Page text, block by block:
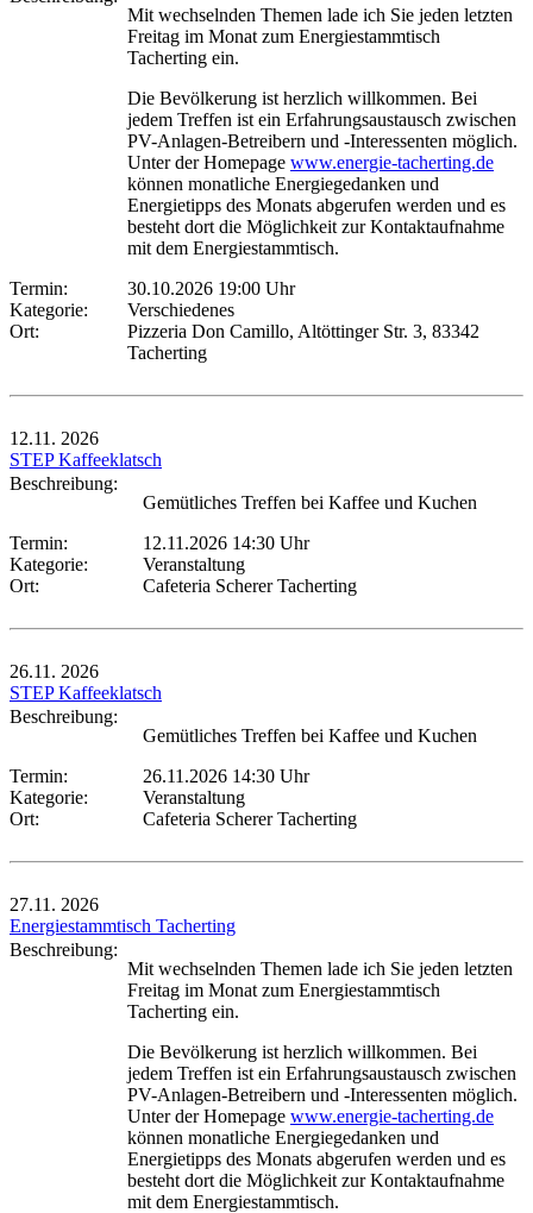
Mit wechselnden Themen lade ich Sie jeden letzten
Freitag im Monat zum Energiestammtisch
Tacherting ein.
Die Bevölkerung ist herzlich willkommen. Bei
jedem Treffen ist ein Erfahrungsaustausch zwischen
PV-Anlagen-Betreibern und -Interessenten möglich.
Unter der Homepage www.energie-tacherting.de
können monatliche Energiegedanken und
Energietipps des Monats abgerufen werden und es
besteht dort die Möglichkeit zur Kontaktaufnahme
mit dem Energiestammtisch.
Termin:
30.10.2026 19:00 Uhr
Kategorie:
Verschiedenes
Ort:
Pizzeria Don Camillo, Altöttinger Str. 3, 83342
Tacherting
12.11. 2026
STEP Kaffeeklatsch
Beschreibung:
Gemütliches Treffen bei Kaffee und Kuchen
Termin:
12.11.2026 14:30 Uhr
Kategorie:
Veranstaltung
Ort:
Cafeteria Scherer Tacherting
26.11. 2026
STEP Kaffeeklatsch
Beschreibung:
Gemütliches Treffen bei Kaffee und Kuchen
Termin:
26.11.2026 14:30 Uhr
Kategorie:
Veranstaltung
Ort:
Cafeteria Scherer Tacherting
27.11. 2026
Energiestammtisch Tacherting
Beschreibung:
Mit wechselnden Themen lade ich Sie jeden letzten
Freitag im Monat zum Energiestammtisch
Tacherting ein.
Die Bevölkerung ist herzlich willkommen. Bei
jedem Treffen ist ein Erfahrungsaustausch zwischen
PV-Anlagen-Betreibern und -Interessenten möglich.
Unter der Homepage www.energie-tacherting.de
können monatliche Energiegedanken und
Energietipps des Monats abgerufen werden und es
besteht dort die Möglichkeit zur Kontaktaufnahme
mit dem Energiestammtisch.